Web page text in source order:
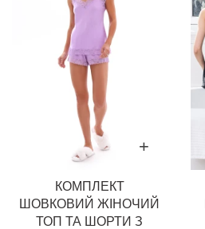
КОМПЛЕКТ
ШОВКОВИЙ ЖІНОЧИЙ
ТОП ТА ШОРТИ З